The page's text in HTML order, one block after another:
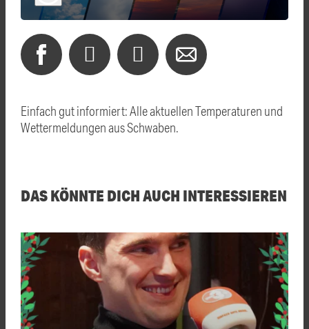
Einfach gut informiert: Alle aktuellen Temperaturen und
Wettermeldungen aus Schwaben.
DAS KÖNNTE DICH AUCH INTERESSIEREN